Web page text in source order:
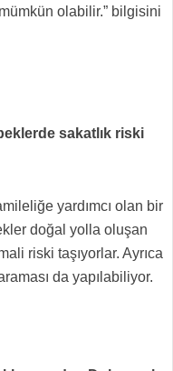
olabilir.” bilgisini
sakatlık riski
yardımcı olan bir
doğal yolla oluşan
riski taşıyorlar. Ayrıca
da yapılabiliyor.